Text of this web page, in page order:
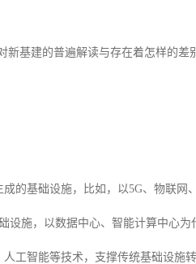
新基建的普遍解读与存在着怎样的
的基础设施，比如，以5G、物联
施，以数据中心、智能计算中心为
工智能等技术，支撑传统基础设施